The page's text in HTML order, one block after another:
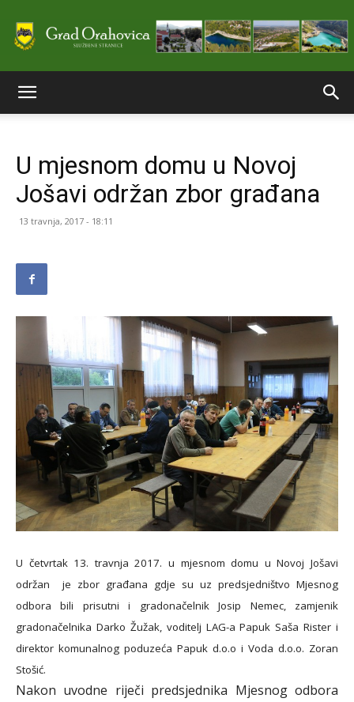
stranice
U mjesnom domu u Novoj
Jošavi održan zbor građana
13 travnja, 2017 - 18:11
U četvrtak 13. travnja 2017. u mjesnom domu u Novoj Jošavi
održan je zbor građana gdje su uz predsjedništvo Mjesnog
odbora bili prisutni i gradonačelnik Josip Nemec, zamjenik
gradonačelnika Darko Žužak, voditelj LAG-a Papuk Saša Rister i
direktor komunalnog poduzeća Papuk d.o.o i Voda d.o.o. Zoran
Stošić.
Nakon uvodne riječi predsjednika Mjesnog odbora